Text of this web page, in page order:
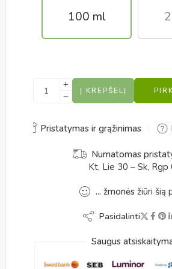
100 ml
Į KREPŠELĮ
Pristatymas ir grąžinimas
Numatomas
Kt, Lie 30 – Sk, Rgp
... žmonėsžiūri šią
Pasidalinti
Saugus